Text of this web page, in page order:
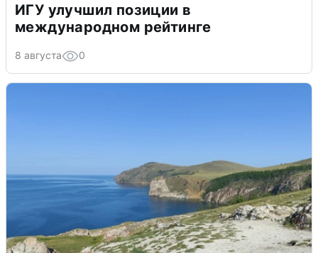
ИГУ улучшил позиции в
международном рейтинге
8 августа 0